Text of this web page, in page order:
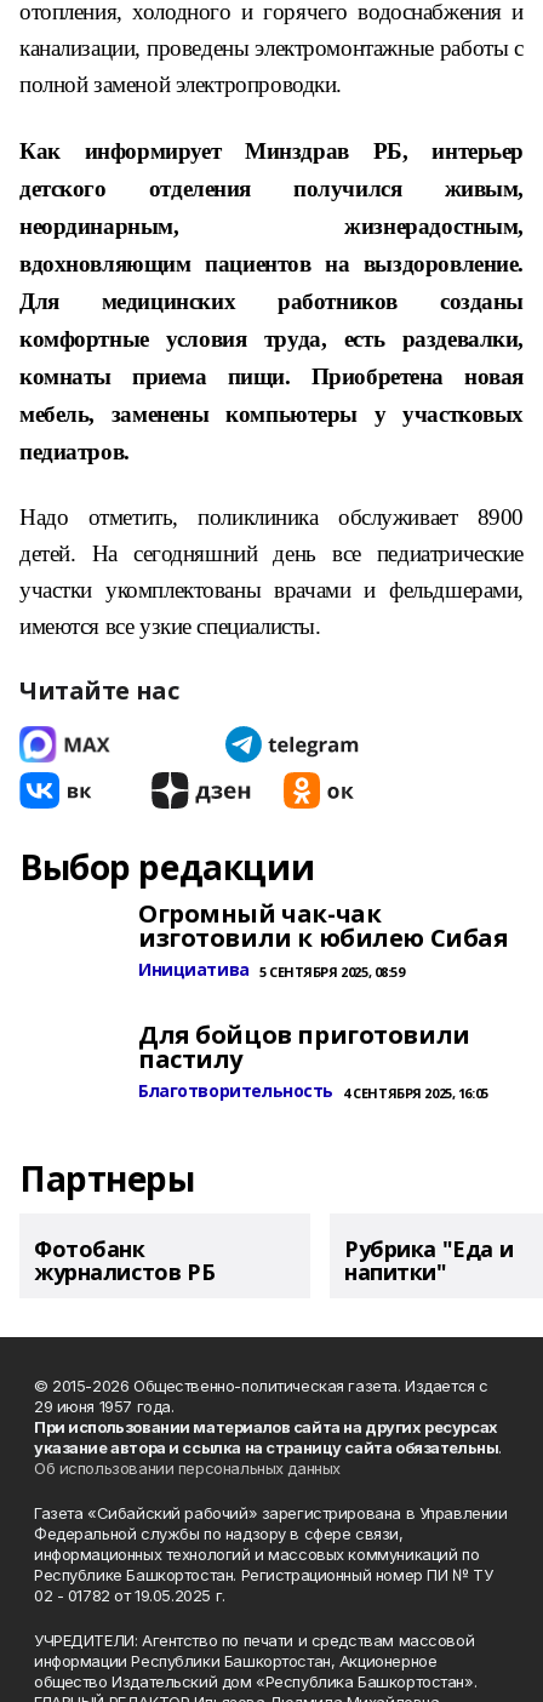
отопления, холодного и горячего водоснабжения и
канализации, проведены электромонтажные работы с
полной заменой электропроводки.
Как информирует Минздрав РБ, интерьер
детского отделения получился живым,
неординарным, жизнерадостным,
вдохновляющим пациентов на выздоровление.
Для медицинских работников созданы
комфортные условия труда, есть раздевалки,
комнаты приема пищи. Приобретена новая
мебель, заменены компьютеры у участковых
педиатров.
Надо отметить, поликлиника обслуживает 8900
детей. На сегодняшний день все педиатрические
участки укомплектованы врачами и фельдшерами,
имеются все узкие специалисты.
Читайте нас
Выбор редакции
Огромный чак-чак
изготовили к юбилею Сибая
Инициатива 5 СЕНТЯБРЯ 2025, 08:59
Для бойцов приготовили
пастилу
Благотворительность 4 СЕНТЯБРЯ 2025, 16:05
Партнеры
Фотобанк
журналистов РБ
Рубрика "Еда и
напитки"
© 2015-2026 Общественно-политическая газета. Издается с
29 июня 1957 года.
При использовании материалов сайта на других ресурсах
указание автора и ссылка на страницу сайта обязательны.
Об использовании персональных данных
Газета «Сибайский рабочий» зарегистрирована в Управлении
Федеральной службы по надзору в сфере связи,
информационных технологий и массовых коммуникаций по
Республике Башкортостан. Регистрационный номер ПИ № ТУ
02 - 01782 от 19.05.2025 г.
УЧРЕДИТЕЛИ: Агентство по печати и средствам массовой
информации Республики Башкортостан, Акционерное
общество Издательский дом «Республика Башкортостан».